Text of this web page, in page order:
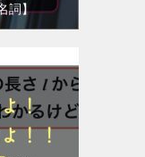
詞】